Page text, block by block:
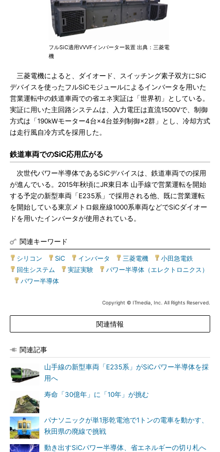
フルSiC適用VVVFインバーター装置 出典：三菱電
機
三菱電機によると、ダイオード、スイッチング素子双方にSiC
デバイスを使ったフルSiCモジュールによるインバータを用いた
営業運転中の鉄道車両での省エネ実証は「世界初」としている。
実証に用いた主回路システムは、入力電圧は直流1500Vで、制御
方式は「190kWモーター4台×4台並列制御×2群」とし、冷却方式
は走行風自冷方式を採用した。
鉄道車両でのSiC応用広がる
次世代パワー半導体であるSiCデバイスは、鉄道車両での採用
が進んでいる。2015年秋頃にJR東日本 山手線で営業運転を開始
する予定の新型車両「E235系」で採用される他、既に営業運転
を開始している東京メトロ銀座線1000系車両などでSiCダイオー
ドを用いたインバータが使用されている。
関連キーワード
シリコン SiC インバータ 三菱電機 小田急電鉄
回生システム
実証実験
パワー半導体（エレクトロニクス）
パワー半導体
Copyright © ITmedia, Inc. All Rights Reserved.
関連情報
関連記事
山手線の新型車両「E235系」がSiCパワー半導体を採
用へ
寿命「30億年」に「10年」が挑む
パナソニックが単1形乾電池で1トンの電車を動かす、
秋田県の廃線で挑戦
動き出すSiCパワー半導体、省エネルギーの切り札へ